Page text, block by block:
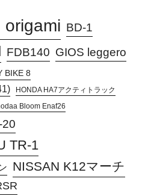
origami BD-1
FDB140 GIOS leggero
BIKE 8
HONDA HA7アクティトラック
Bloom Enaf26
20
TR-1
NISSAN K12マーチ